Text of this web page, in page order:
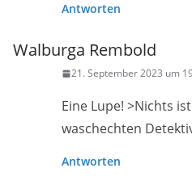
Antworten
Walburga Rembold
21. September 2023 um
Eine Lupe! >Nichts
waschechten
Antworten